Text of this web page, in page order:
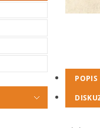
POPIS